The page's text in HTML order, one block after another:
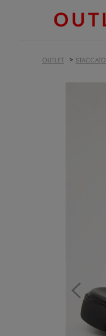
OUTLET > STACCATO